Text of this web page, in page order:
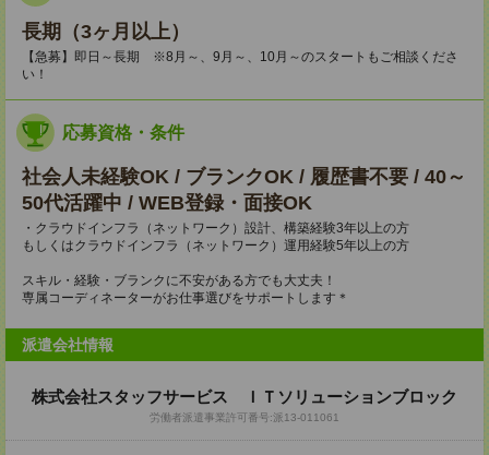
長期（3ヶ月以上）
【急募】即日～長期 ※8月～、9月～、10月～のスタートもご相談くださ
い！
応募資格・条件
社会人未経験OK / ブランクOK / 履歴書不要 / 40～
50代活躍中 / WEB登録・面接OK
・クラウドインフラ（ネットワーク）設計、構築経験3年以上の方
もしくはクラウドインフラ（ネットワーク）運用経験5年以上の方
スキル・経験・ブランクに不安がある方でも大丈夫！
専属コーディネーターがお仕事選びをサポートします＊
派遣会社情報
株式会社スタッフサービス ＩＴソリューションブロック
労働者派遣事業許可番号:派13-011061